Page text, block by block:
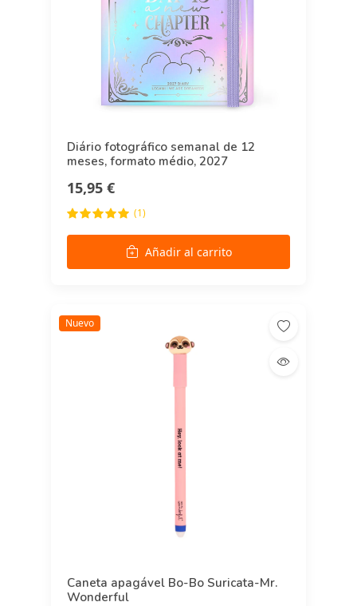
Diário fotográfico semanal de 12
meses, formato médio, 2027
15,95 €
(1)
Añadir al carrito
Nuevo
Caneta apagável Bo-Bo Suricata-Mr.
Wonderful